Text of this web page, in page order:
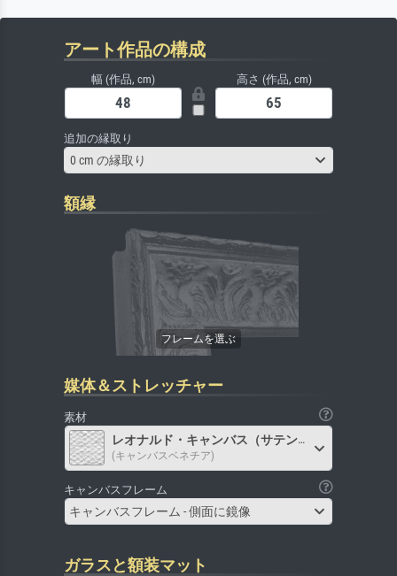
アート作品の構成
幅 (作品, cm) 高さ (作品, cm)
追加の縁取り
0 cm の縁取り
額縁
媒体＆ストレッチャー
素材
レオナルド・キャンバス（サテン）
(キャンバスベネチア)
キャンバスフレーム
キャンバスフレーム - 側面に鏡像
ガラスと額装マット